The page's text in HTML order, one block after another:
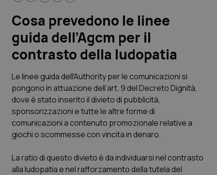
Governo e Parlamento
Regioni e Asl
Lavoro e Professioni
Scienza e Farmaci
Studi e Analisi
Lettere al direttore
Edizioni Regionali
Cosa prevedono le linee
guida dell’Agcm per il
contrasto della ludopatia
Le linee guida dell'Authority per le comunicazioni si
pongono in attuazione dell’art. 9 del Decreto Dignità,
dove è stato inserito il divieto di pubblicità,
sponsorizzazioni e tutte le altre forme di
comunicazioni a contenuto promozionale relative a
giochi o scommesse con vincita in denaro.
La ratio di questo divieto è da individuarsi nel contrasto
alla ludopatia e nel rafforzamento della tutela del